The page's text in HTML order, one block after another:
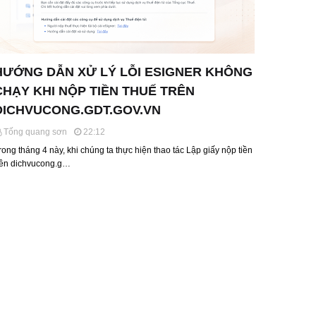
DẪN XỬ LÝ LỖI ESIGNER KHÔNG
KHI NỘP TIỀN THUẾ TRÊN
Tống quang sơn
22:12
tháng 4 này, khi chúng ta thực hiện thao tác Lập giấy nộp tiền
dichvucong.g…